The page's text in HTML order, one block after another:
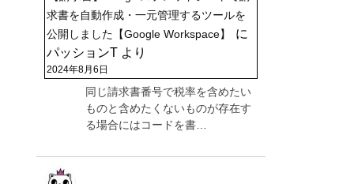
求書を自動作成・一元管理するツールを
公開しました【Google Workspace】
に
パッションT より
2024年8月6日
同じ請求書番号で税率を含めたい
ものと含めたくないものが存在す
る場合にはコードを書…